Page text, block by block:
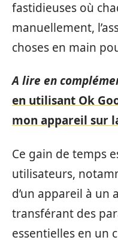
fastidieuses où
manuellement,
choses en main
A lire en
en utilisant Ok
mon appareil sur
Ce gain de temps
utilisateurs,
d’un appareil à un
transférant des
essentielles en un